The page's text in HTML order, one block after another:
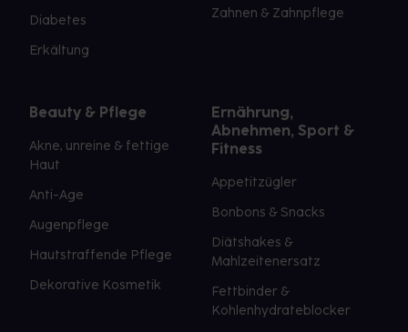
Diabetes
Erkältung
Zahnen & Zahnpflege
Beauty & Pflege
Akne, unreine & fettige
Haut
Anti-Age
Augenpflege
Hautstraffende Pflege
Dekorative Kosmetik
Ernährung,
Abnehmen, Sport &
Fitness
Appetitzügler
Bonbons & Snacks
Diätshakes &
Mahlzeitenersatz
Fettbinder &
Kohlenhydrateblocker